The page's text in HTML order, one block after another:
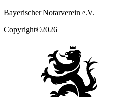
Bayerischer Notarverein e.V.
Copyright©2026